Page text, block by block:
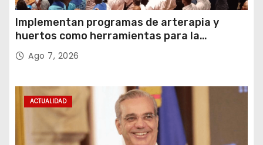
Implementan programas de arterapia y
huertos como herramientas para la
recuperación y la inclusión social
Ago 7, 2026
ACTUALIDAD